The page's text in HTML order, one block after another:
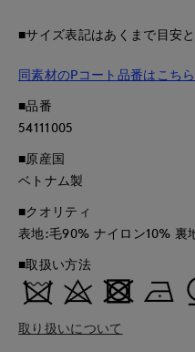
■サイズ表記はあくまで目安と
同素材のPコート品番はこちら
■品番
54111005
■原産国
ベトナム製
■クオリティ
表地:毛90% ナイロン10% 裏
■取扱い方法
取り扱いについて